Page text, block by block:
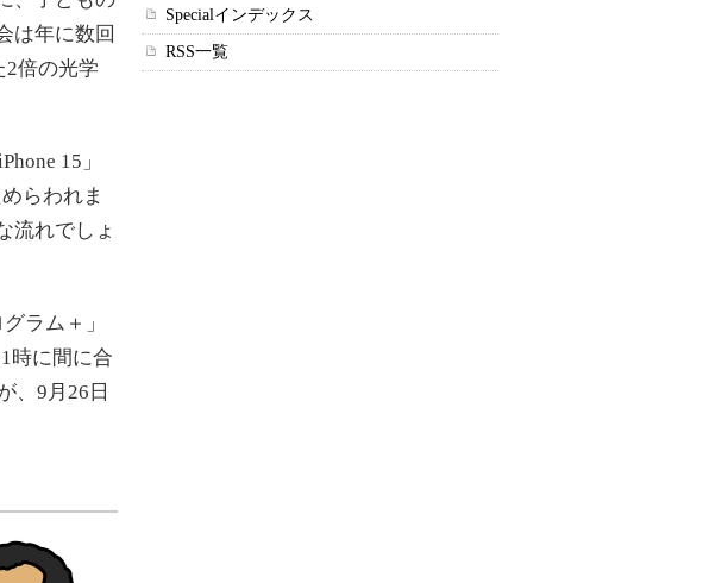
は年に数回
2倍の光学
15」
らわれま
流れでしょ
ラム＋」
時に間に合
、9月26日
Specialインデックス
RSS一覧